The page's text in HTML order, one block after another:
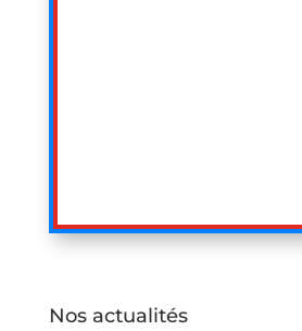
Nos actualités